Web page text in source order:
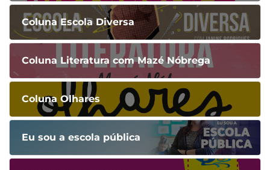
Coluna Escola Diversa
Coluna Literatura com Mazé Nóbrega
Coluna Olhares
Eu sou a escola pública